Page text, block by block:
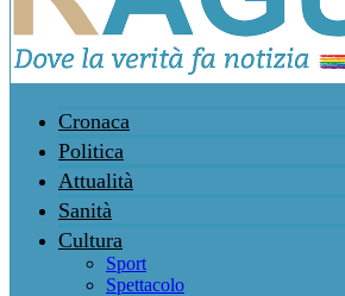
Cronaca
Politica
Attualità
Sanità
Cultura
Sport
Spettacolo